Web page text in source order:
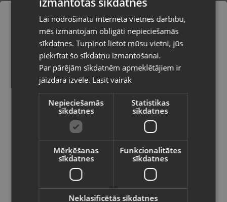
Samsung Galaxy S22 5G SM-S901B/DS
128GB
Rīga, Jūrmalas gatve 85
Stāvoklis Lietots (Garantija 6 mēneši)
250.00€
€ /mēn.
Samsung Galaxy S22 5G 256GB
Pasūtījumi tiks piegādāti uz
izvēlēto valsti
Vietnes saturs būs attēlots izvēlētajā
valodā
Valsts
Latviešu / Latvian
RUSSIAN
Lai nodrošinātu interneta vietnes darbību,
mēs izmantojam obligāti nepieciešamās
sīkdatnes. Turpinot lietot mūsu vietni, jūs
piekrītat šo sīkdatņu izmantošanai.
Par pārējām sīkdatnēm apmeklētājiem ir
jāizdara izvēle. Lasīt vairāk
Nepieciešamās
sīkdatnes
Statistikas
sīkdatnes
Mērķēšanas
sīkdatnes
Funkcionalitātes
sīkdatnes
Neklasificētās sīkdatnes